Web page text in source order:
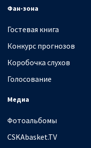
Фан-зона
Гостевая книга
Конкурс прогнозов
Коробочка слухов
Голосование
Медиа
Фотоальбомы
CSKAbasket.TV